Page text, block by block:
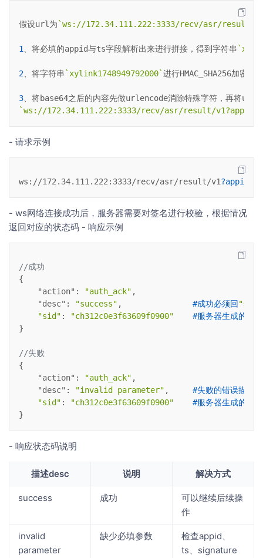
假设url为 `ws://172.34.111.222:3333/recv/asr/result/
1 、将必填的appid与ts字段解析出来进行拼接，得到字符串
2 、将字符串 `xylink1748949792000`进行HMAC_SHA256加密
3 、将base64之后的内容先做urlencode消除特殊字符，再将
`ws://172.34.111.222:3333/recv/asr/result/
- 请求示例
ws://172.34.111.222:3333/recv/asr/result/v1?appid
- ws网络连接成功后，服务器需要对签名进行校验，根据情况
返回对应的状态码 - 响应示例
//成功
{
"action" : "auth_ack" ,
"desc" : "success" , #成功必须回
"sid" : "ch312c0e3f63609f0900"
#服务器生成的唯
}
//失败
{
"action" : "auth_ack" ,
"desc" : "invalid parameter" , #失败的错误描述
"sid" : "ch312c0e3f63609f0900"
#服务器生成的唯
}
- 响应状态码说明
描述desc 说明 解决方式
success 成功
可以继续后续操
作
invalid
parameter
缺少必填参数
检查appid、
ts、signature